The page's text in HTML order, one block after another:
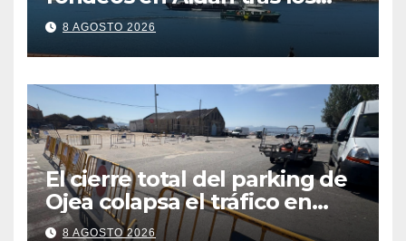
últimos episodios de
contaminación en Arneles
8 AGOSTO 2026
El cierre total del parking de
Ojea colapsa el tráfico en
Cangas
8 AGOSTO 2026